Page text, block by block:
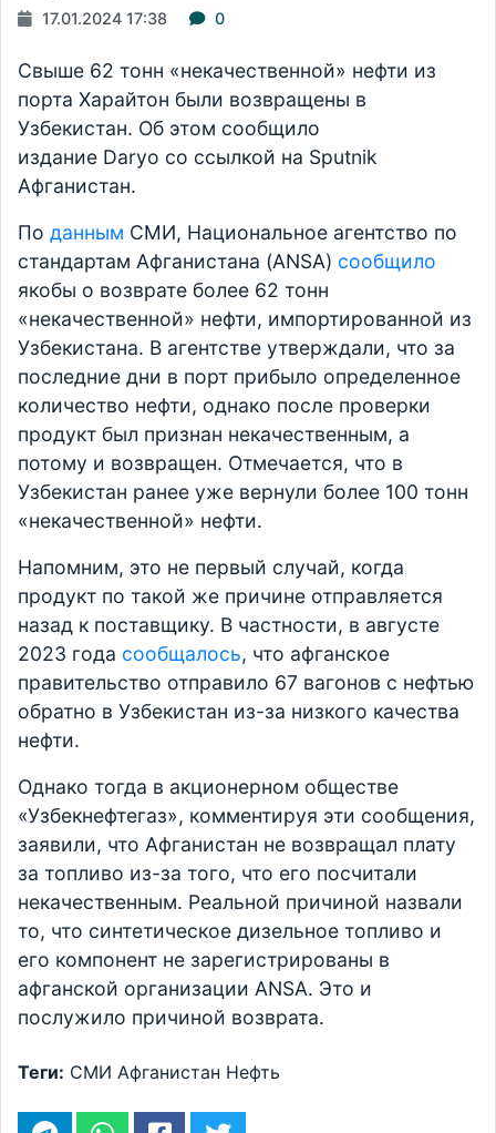
17.01.2024 17:38 0
Свыше 62 тонн «некачественной» нефти из
порта Харайтон были возвращены в
Узбекистан. Об этом сообщило
издание Daryo со ссылкой на Sputnik
Афганистан.
По данным СМИ, Национальное агентство по
стандартам Афганистана (ANSA) сообщило
якобы о возврате более 62 тонн
«некачественной» нефти, импортированной из
Узбекистана. В агентстве утверждали, что за
последние дни в порт прибыло определенное
количество нефти, однако после проверки
продукт был признан некачественным, а
потому и возвращен. Отмечается, что в
Узбекистан ранее уже вернули более 100 тонн
«некачественной» нефти.
Напомним, это не первый случай, когда
продукт по такой же причине отправляется
назад к поставщику. В частности, в августе
2023 года сообщалось, что афганское
правительство отправило 67 вагонов с нефтью
обратно в Узбекистан из-за низкого качества
нефти.
Однако тогда в акционерном обществе
«Узбекнефтегаз», комментируя эти сообщения,
заявили, что Афганистан не возвращал плату
за топливо из-за того, что его посчитали
некачественным. Реальной причиной назвали
то, что синтетическое дизельное топливо и
его компонент не зарегистрированы в
афганской организации ANSA. Это и
послужило причиной возврата.
Теги: СМИ Афганистан Нефть